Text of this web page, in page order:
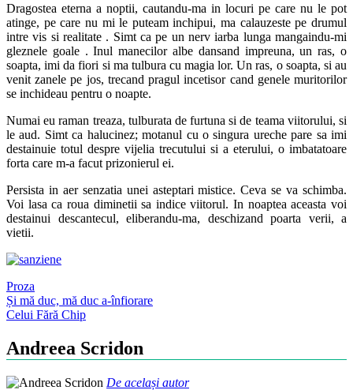
Dragostea eterna a noptii, cautandu-ma in locuri pe care nu le pot
atinge, pe care nu mi le puteam inchipui, ma calauzeste pe drumul
intre vis si realitate . Simt ca pe un nerv iarba lunga mangaindu-mi
gleznele goale . Inul manecilor albe dansand impreuna, un ras, o
soapta, imi da fiori si ma tulbura cu magia lor. Un ras, o soapta, si au
venit zanele pe jos, trecand pragul incetisor cand genele muritorilor
se inchideau pentru o noapte.
Numai eu raman treaza, tulburata de furtuna si de teama viitorului, si
le aud. Simt ca halucinez; motanul cu o singura ureche pare sa imi
destainuie totul despre vijelia trecutului si a eterului, o imbatatoare
forta care m-a facut prizonierul ei.
Persista in aer senzatia unei asteptari mistice. Ceva se va schimba.
Voi lasa ca roua diminetii sa indice viitorul. In noaptea aceasta voi
destainui descantecul, eliberandu-ma, deschizand poarta verii, a
vietii.
Proza
Post
navigation
Și mă duc, mă duc a-înfiorare
Celui Fără Chip
Andreea Scridon
De același autor